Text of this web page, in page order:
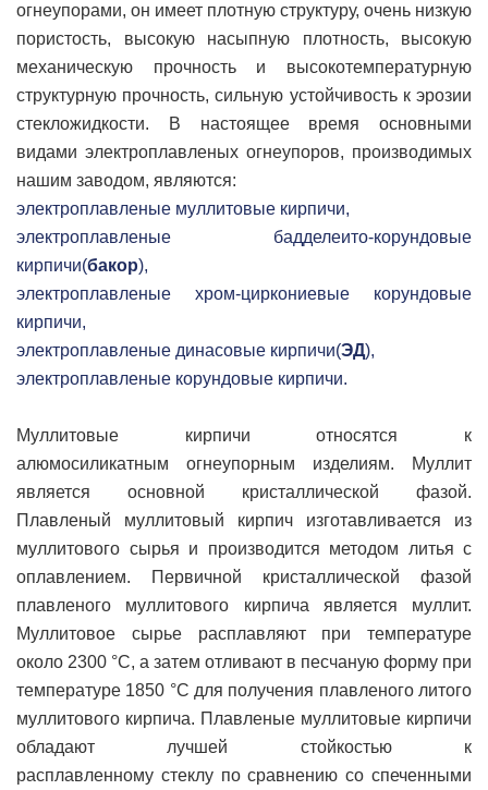
огнеупорами, он имеет плотную структуру, очень низкую
пористость, высокую насыпную плотность, высокую
механическую прочность и высокотемпературную
структурную прочность, сильную устойчивость к эрозии
стекложидкости. В настоящее время основными
видами электроплавленых огнеупоров, производимых
нашим заводом, являются:
электроплавленые муллитовые кирпичи,
электроплавленые бадделеито-корундовые
кирпичи(бакор),
электроплавленые хром-циркониевые корундовые
кирпичи,
электроплавленые динасовые кирпичи(ЭД),
электроплавленые корундовые кирпичи.
Муллитовые кирпичи относятся к
алюмосиликатным огнеупорным изделиям. Муллит
является основной кристаллической фазой.
Плавленый муллитовый кирпич изготавливается из
муллитового сырья и производится методом литья с
оплавлением. Первичной кристаллической фазой
плавленого муллитового кирпича является муллит.
Муллитовое сырье расплавляют при температуре
около 2300 °C, а затем отливают в песчаную форму при
температуре 1850 °C для получения плавленого литого
муллитового кирпича. Плавленые муллитовые кирпичи
обладают лучшей стойкостью к
расплавленному стеклу по сравнению со спеченными